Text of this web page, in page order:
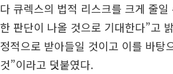
다 큐렉스의 법적 리스크를 크게 줄
한 판단이 나올 것으로 기대한다”고
정적으로 받아들일 것이고 이를 바탕
것”이라고 덧붙였다.